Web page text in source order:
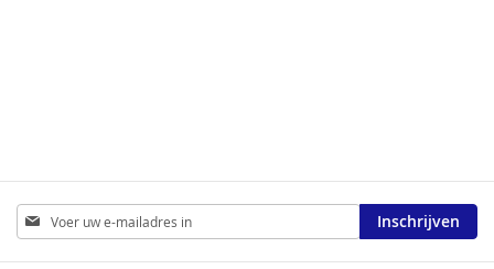
Abonneer
u
op
Inschrijven